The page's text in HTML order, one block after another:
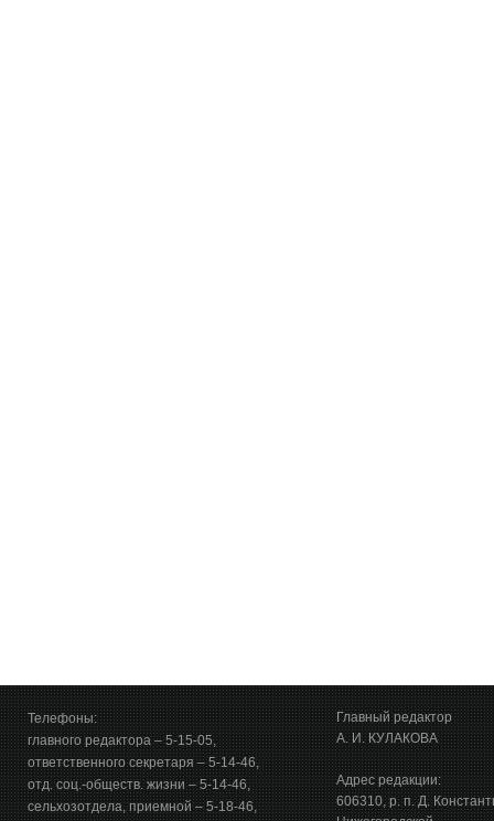
Телефоны:
главного редактора – 5-15-05,
ответственного секретаря – 5-14-46,
отд. соц.-обществ. жизни – 5-14-46,
сельхозотдела, приемной – 5-18-46,
Главный редактор
А. И. КУЛАКОВА
Адрес редакции:
606310, р. п. Д.